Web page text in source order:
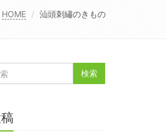
HOME 汕頭刺繡のきもの